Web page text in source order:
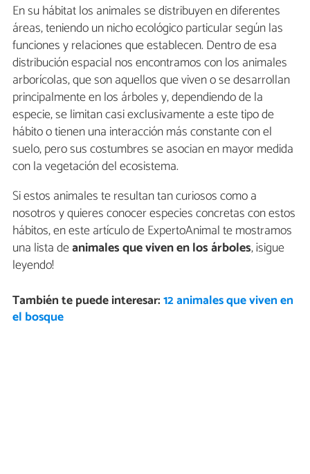
En su hábitat los animales se distribuyen en diferentes
áreas, teniendo un nicho ecológico particular según las
funciones y relaciones que establecen. Dentro de esa
distribución espacial nos encontramos con los animales
arborícolas, que son aquellos que viven o se desarrollan
principalmente en los árboles y, dependiendo de la
especie, se limitan casi exclusivamente a este tipo de
hábito o tienen una interacción más constante con el
suelo, pero sus costumbres se asocian en mayor medida
con la vegetación del ecosistema.
Si estos animales te resultan tan curiosos como a
nosotros y quieres conocer especies concretas con estos
hábitos, en este artículo de ExpertoAnimal te mostramos
una lista deanimales que viven en los árboles, ¡sigue
leyendo!
También te puede interesar:12 animales que viven en
el bosque